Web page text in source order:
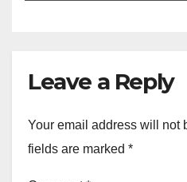
Leave a Reply
Your email address will not
fields are marked *